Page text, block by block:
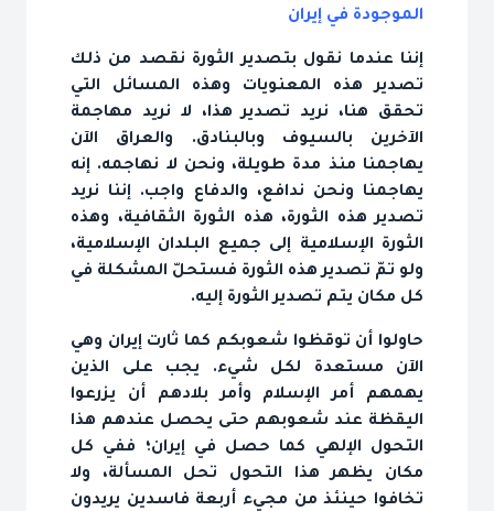
الموجودة في إيران
إننا عندما نقول بتصدير الثورة نقصد من ذلك
تصدير هذه المعنويات وهذه المسائل التي
تحقق هنا، نريد تصدير هذا، لا نريد مهاجمة
الآخرين بالسيوف وبالبنادق. والعراق الآن
يهاجمنا منذ مدة طويلة، ونحن لا نهاجمه. إنه
يهاجمنا ونحن ندافع، والدفاع واجب. إننا نريد
تصدير هذه الثورة، هذه الثورة الثقافية، وهذه
الثورة الإسلامية إلى جميع البلدان الإسلامية،
ولو تمّ تصدير هذه الثورة فستحلّ المشكلة في
كل مكان يتم تصدير الثورة إليه.
حاولوا أن توقظوا شعوبكم كما ثارت إيران وهي
الآن مستعدة لكل شيء. يجب على الذين
يهمهم أمر الإسلام وأمر بلادهم أن يزرعوا
اليقظة عند شعوبهم حتى يحصل عندهم هذا
التحول الإلهي كما حصل في إيران؛ ففي كل
مكان يظهر هذا التحول تحل المسألة، ولا
تخافوا حينئذ من مجيء أربعة فاسدين يريدون